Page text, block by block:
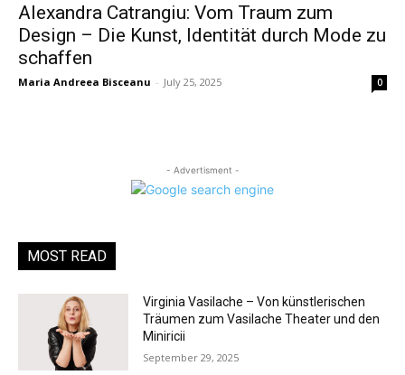
Alexandra Catrangiu: Vom Traum zum
Design – Die Kunst, Identität durch Mode zu
schaffen
Maria Andreea Bisceanu - July 25, 2025 0
- Advertisment -
MOST READ
Virginia Vasilache – Von künstlerischen
Träumen zum Vasilache Theater und den
Miniricii
September 29, 2025